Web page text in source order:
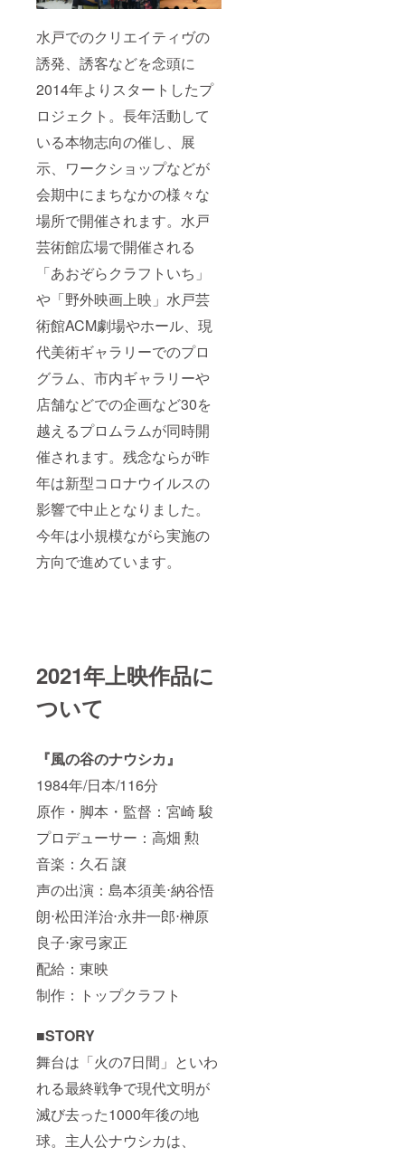
水戸でのクリエイティヴの
誘発、誘客などを念頭に
2014年よりスタートしたプ
ロジェクト。長年活動して
いる本物志向の催し、展
示、ワークショップなどが
会期中にまちなかの様々な
場所で開催されます。水戸
芸術館広場で開催される
「あおぞらクラフトいち」
や「野外映画上映」水戸芸
術館ACM劇場やホール、現
代美術ギャラリーでのプロ
グラム、市内ギャラリーや
店舗などでの企画など30を
越えるプロムラムが同時開
催されます。残念ならが昨
年は新型コロナウイルスの
影響で中止となりました。
今年は小規模ながら実施の
方向で進めています。
2021年上映作品に
ついて
『風の谷のナウシカ』
1984年/日本/116分
原作・脚本・監督：宮崎 駿
プロデューサー：高畑 勲
音楽：久石 譲
声の出演：島本須美⋅納谷悟
朗⋅松田洋治⋅永井一郎⋅榊原
良子⋅家弓家正
配給：東映
制作：トップクラフト
■STORY
舞台は「火の7日間」といわ
れる最終戦争で現代文明が
滅び去った1000年後の地
球。主人公ナウシカは、